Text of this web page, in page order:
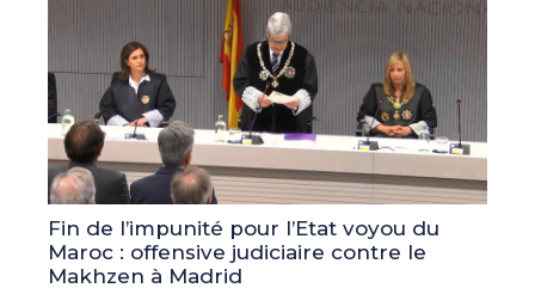
Fin de l’impunité pour l’Etat voyou du
Maroc : offensive judiciaire contre le
Makhzen à Madrid